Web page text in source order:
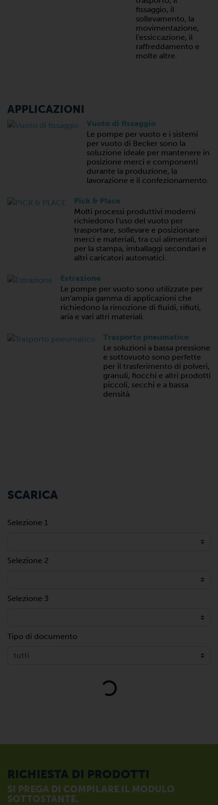
fissaggio, il
sollevamento, la
movimentazione,
l'essiccazione, il
raffreddamento e
molte altre.
APPLICAZIONI
Vuoto di fissaggio
Le pompe per vuoto e i sistemi
per vuoto di Becker sono la
soluzione ideale per mantenere in
posizione merci e componenti
durante la produzione, la
lavorazione e il confezionamento.
Pick & Place
Molti processi produttivi moderni
richiedono l'uso del vuoto per
trasportare, sollevare e posizionare
merci e materiali, tra cui alimentatori
per la stampa, imballaggi secondari e
altri caricatori automatici.
Estrazione
Le pompe per vuoto sono utilizzate per
un'ampia gamma di applicazioni che
richiedono la rimozione di fluidi, rifiuti,
aria e vari altri materiali.
Trasporto pneumatico
Le soluzioni a bassa pressione
e sottovuoto sono perfette
per il trasferimento di polveri,
granuli, fiocchi e altri prodotti
piccoli, secchi e a bassa
densità.
SCARICA
Selezione 1
Selezione 2
Selezione 3
Tipo di documento
Loading...
RICHIESTA DI PRODOTTI
SI PREGA DI COMPILARE IL MODULO
SOTTOSTANTE.